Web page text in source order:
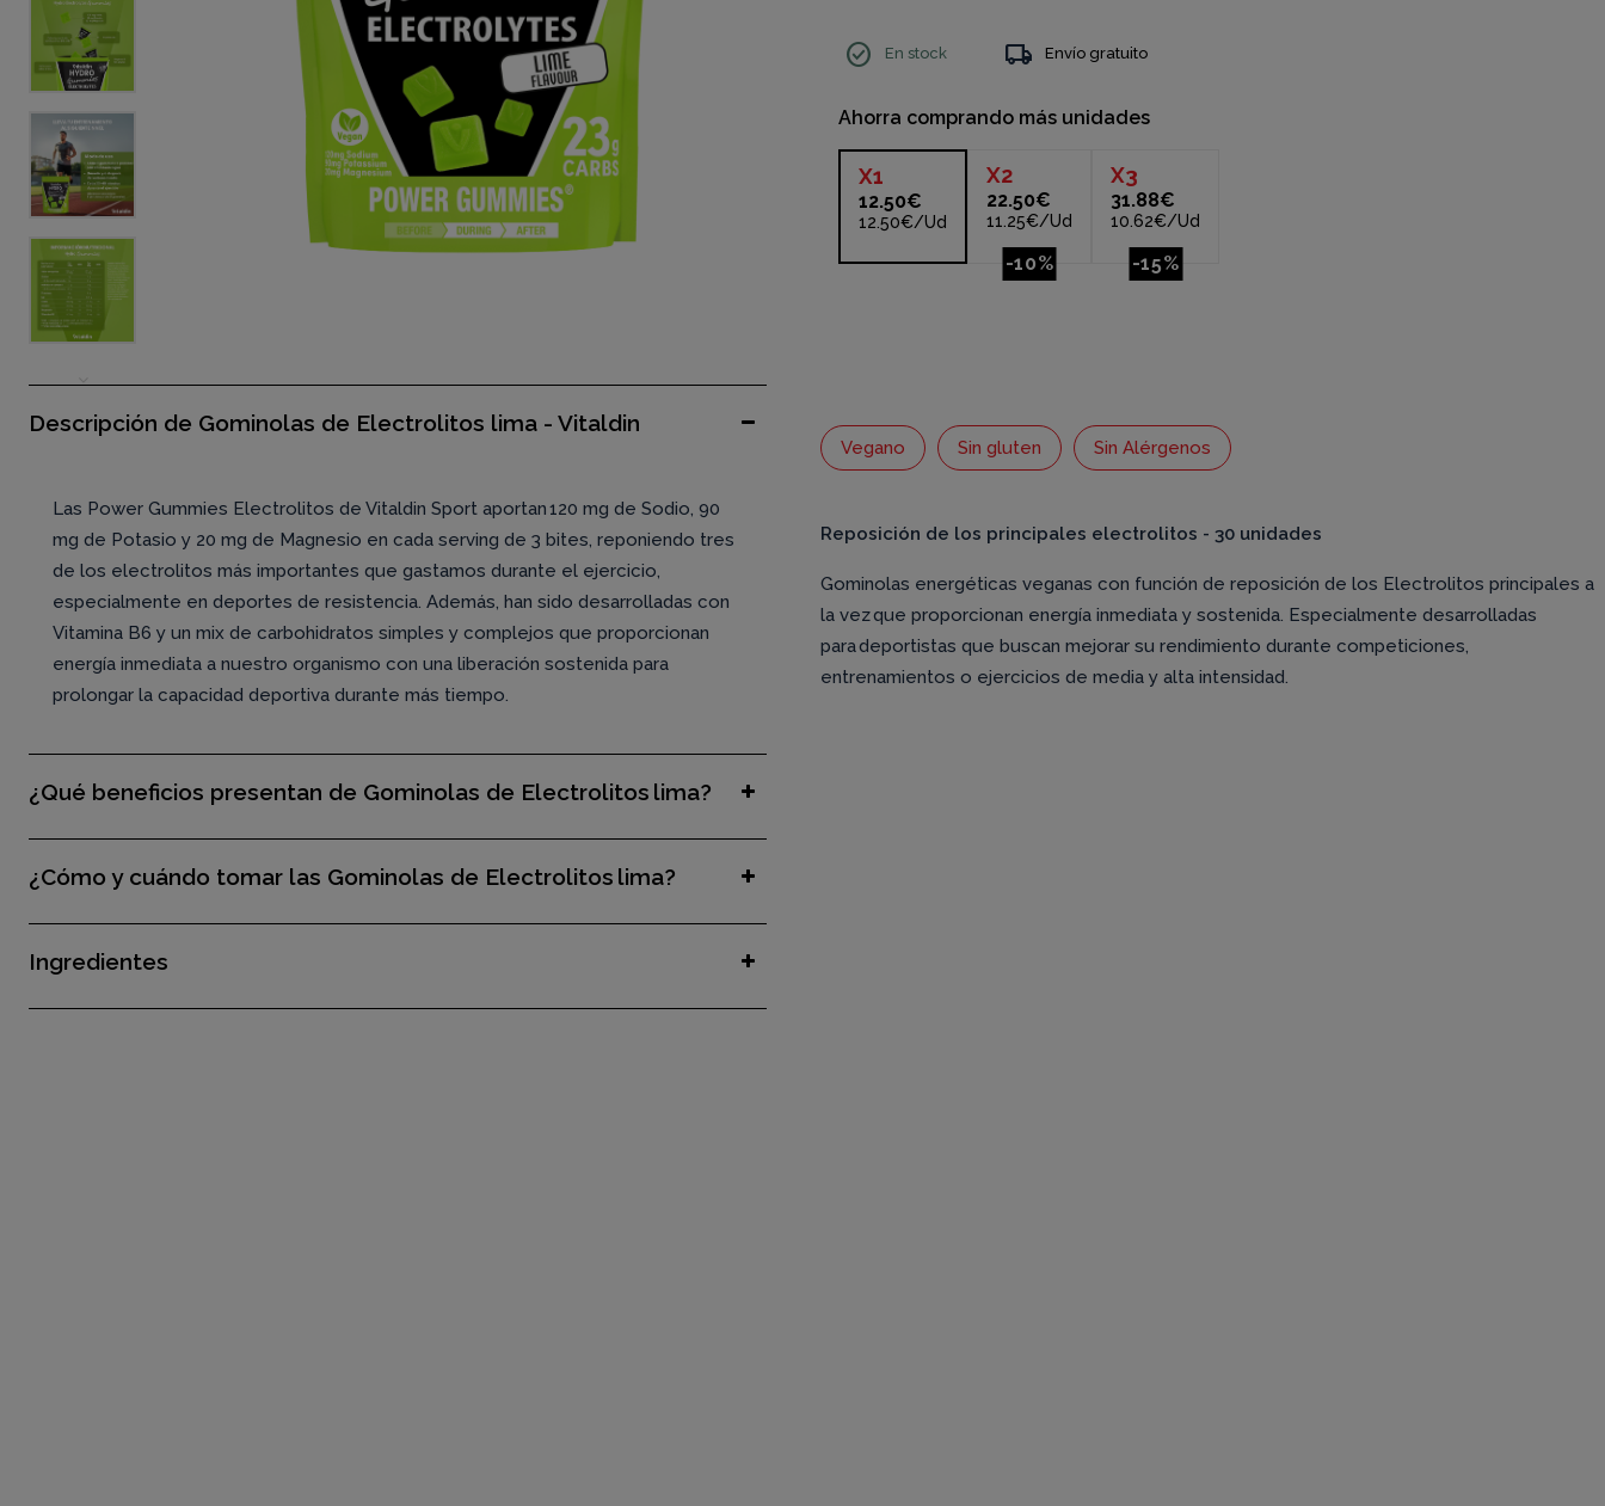
check_circle En stock local_shipping Envío gratuito
Ahorra comprando más unidades
X1
12.50€
12.50€/Ud
X2
22.50€
11.25€/Ud
-10%
X3
31.88€
10.62€/Ud
-15%
Descripción de Gominolas de Electrolitos lima - Vitaldin
Las Power Gummies Electrolitos de Vitaldin Sport aportan 120 mg de Sodio, 90
mg de Potasio y 20 mg de Magnesio en cada serving de 3 bites, reponiendo tres
de los electrolitos más importantes que gastamos durante el ejercicio,
especialmente en deportes de resistencia. Además, han sido desarrolladas con
Vitamina B6 y un mix de carbohidratos simples y complejos que proporcionan
energía inmediata a nuestro organismo con una liberación sostenida para
prolongar la capacidad deportiva durante más tiempo.
¿Qué beneficios presentan de Gominolas de Electrolitos lima?
¿Cómo y cuándo tomar las Gominolas de Electrolitos lima?
Ingredientes
Vegano Sin gluten Sin Alérgenos
Reposición de los principales electrolitos - 30 unidades
Gominolas energéticas veganas con función de reposición de los Electrolitos principales a
la vez que proporcionan energía inmediata y sostenida. Especialmente desarrolladas
para deportistas que buscan mejorar su rendimiento durante competiciones,
entrenamientos o ejercicios de media y alta intensidad.